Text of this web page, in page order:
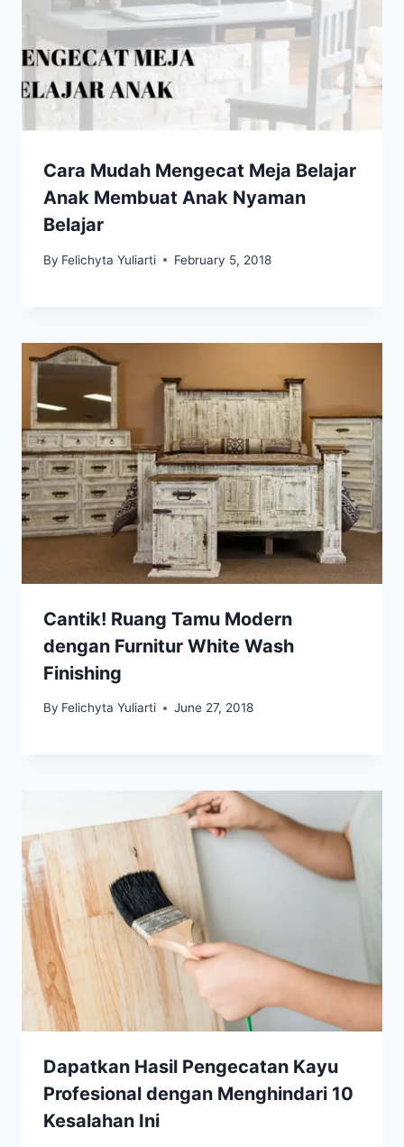
Cara Mudah Mengecat Meja Belajar
Anak Membuat Anak Nyaman
Belajar
By Felichyta Yuliarti February 5, 2018
Cantik! Ruang Tamu Modern
dengan Furnitur White Wash
Finishing
By Felichyta Yuliarti June 27, 2018
Dapatkan Hasil Pengecatan Kayu
Profesional dengan Menghindari 10
Kesalahan Ini